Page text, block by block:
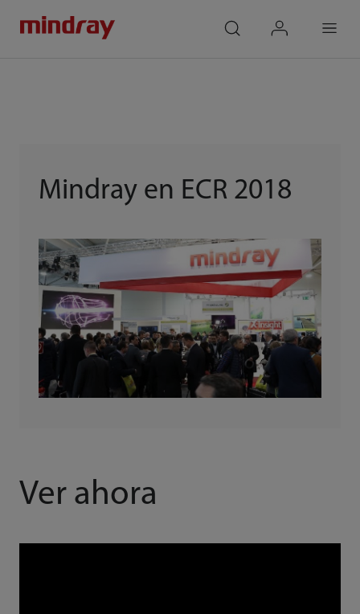
Mindray en ECR 2018
Ver ahora